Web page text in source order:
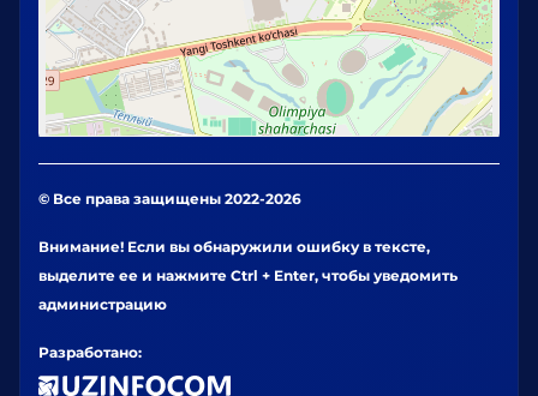
© Все права защищены 2022-2026
Внимание! Если вы обнаружили ошибку в тексте,
выделите ее и нажмите Ctrl + Enter, чтобы уведомить
администрацию
Разработано: